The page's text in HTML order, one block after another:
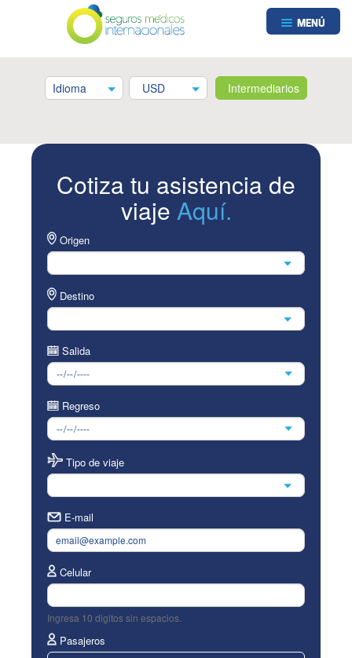
MENÚ
Idioma USD Intermediarios
Tarjeta
Asistencia
Médica
Internacional
Cotiza tu asistencia de
viaje Aquí.
Origen
Destino
Salida
Regreso
Tipo de viaje
E-mail
Celular
Ingresa 10 digitos sin espacios.
Pasajeros